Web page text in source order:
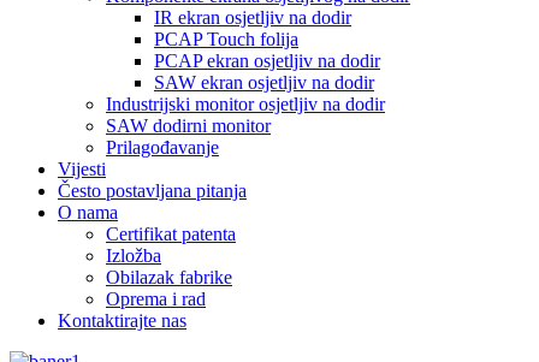
IR ekran osjetljiv na dodir
PCAP Touch folija
PCAP ekran osjetljiv na dodir
SAW ekran osjetljiv na dodir
Industrijski monitor osjetljiv na dodir
SAW dodirni monitor
Prilagođavanje
Vijesti
Često postavljana pitanja
O nama
Certifikat patenta
Izložba
Obilazak fabrike
Oprema i rad
Kontaktirajte nas